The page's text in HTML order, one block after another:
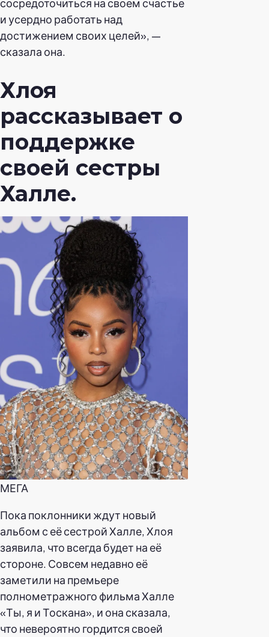
сосредоточиться на своем счастье
и усердно работать над
достижением своих целей», —
сказала она.
Хлоя
рассказывает о
поддержке
своей сестры
Халле.
МЕГА
Пока поклонники ждут новый
альбом с её сестрой Халле, Хлоя
заявила, что всегда будет на её
стороне. Совсем недавно её
заметили на премьере
полнометражного фильма Халле
«Ты, я и Тоскана», и она сказала,
что невероятно гордится своей